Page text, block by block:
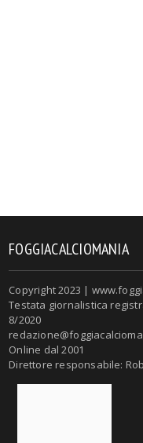
FOGGIACALCIOMANIA
Copyright 2023 |
Testata giornalistica
8/2020
Online dal 2001
Direttore responsabile: